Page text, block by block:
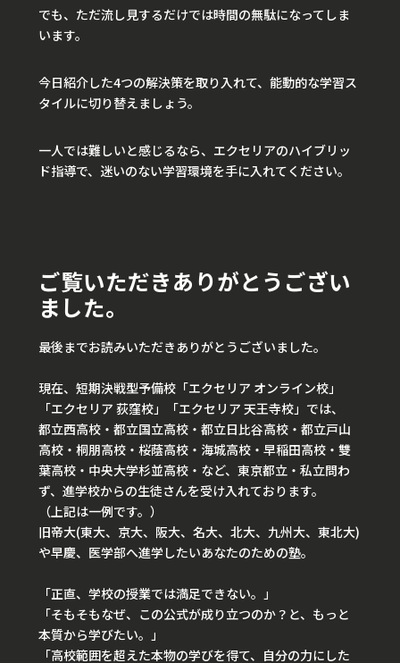
でも、ただ流し見するだけでは時間の無駄になってしま
います。
今日紹介した4つの解決策を取り入れて、能動的な学習ス
タイルに切り替えましょう。
一人では難しいと感じるなら、エクセリアのハイブリッ
ド指導で、迷いのない学習環境を手に入れてください。
ご覧いただきありがとうござい
ました。
最後までお読みいただきありがとうございました。
現在、短期決戦型予備校「エクセリア オンライン校」
「エクセリア 荻窪校」「エクセリア 天王寺校」では、
都立西高校・都立国立高校・都立日比谷高校・都立戸山
高校・桐朋高校・桜蔭高校・海城高校・早稲田高校・雙
葉高校・中央大学杉並高校・など、東京都立・私立問わ
ず、進学校からの生徒さんを受け入れております。
（上記は一例です。）
旧帝大(東大、京大、阪大、名大、北大、九州大、東北大)
や早慶、医学部へ進学したいあなたのための塾。
「正直、学校の授業では満足できない。」
「そもそもなぜ、この公式が成り立つのか？と、もっと
本質から学びたい。」
「高校範囲を超えた本物の学びを得て、自分の力にした